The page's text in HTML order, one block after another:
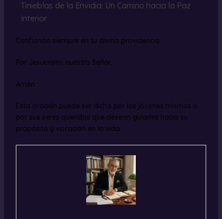
Tinieblas de la Envidia: Un Camino hacia la Paz
Interior
Confiando siempre en tu divina providencia.
Por Jesucristo, nuestro Señor,
Amén.
Esta oración puede ser dicha por los jóvenes mismos o
por sus seres queridos que desean guiarles hacia su
propósito y vocación en la vida.